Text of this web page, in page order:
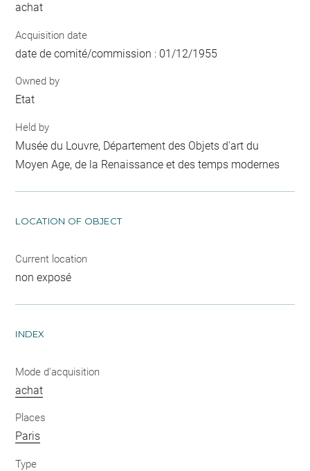
achat
Acquisition date
date de comité/commission : 01/12/1955
Owned by
Etat
Held by
Musée du Louvre, Département des Objets d'art du
Moyen Age, de la Renaissance et des temps modernes
LOCATION OF OBJECT
Current location
non exposé
INDEX
Mode d'acquisition
achat
Places
Paris
Type